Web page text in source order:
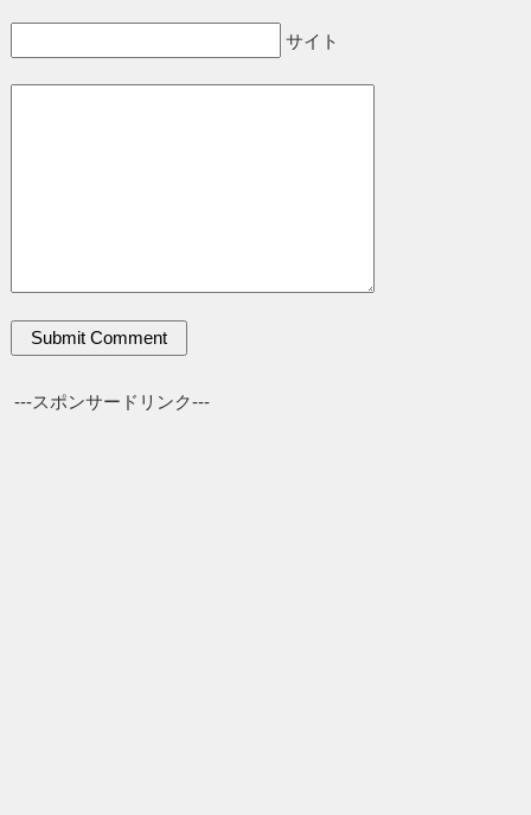
サイト
---スポンサードリンク---